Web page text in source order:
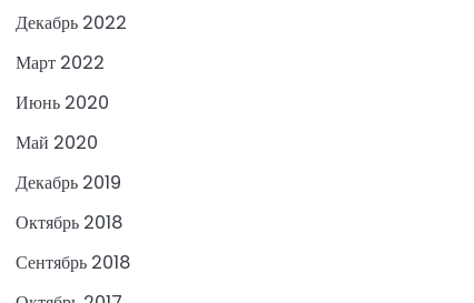
Декабрь 2022
Март 2022
Июнь 2020
Май 2020
Декабрь 2019
Октябрь 2018
Сентябрь 2018